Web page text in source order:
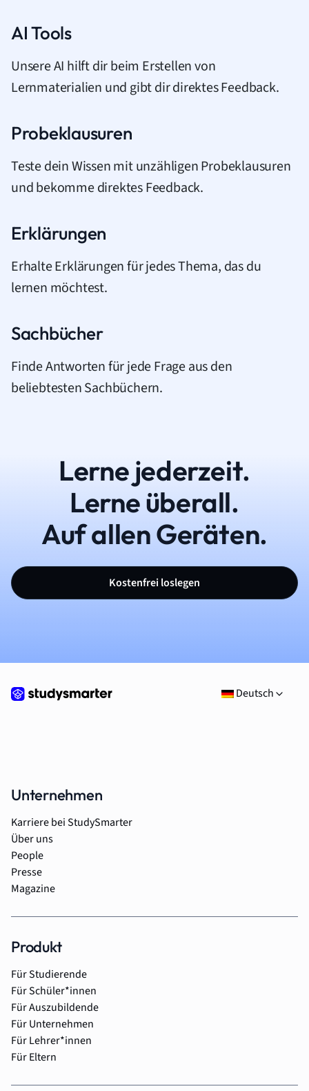
AI Tools
Unsere AI hilft dir beim Erstellen von
Lernmaterialien und gibt dir direktes Feedback.
Probeklausuren
Teste dein Wissen mit unzähligen Probeklausuren
und bekomme direktes Feedback.
Erklärungen
Erhalte Erklärungen für jedes Thema, das du
lernen möchtest.
Sachbücher
Finde Antworten für jede Frage aus den
beliebtesten Sachbüchern.
Lerne jederzeit.
Lerne überall.
Auf allen Geräten.
Kostenfrei loslegen
Deutsch
Unternehmen
Karriere bei StudySmarter
Über uns
People
Presse
Magazine
Produkt
Für Studierende
Für Schüler*innen
Für Auszubildende
Für Unternehmen
Für Lehrer*innen
Für Eltern